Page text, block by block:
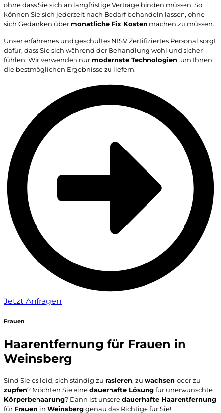
ohne dass Sie sich an langfristige Verträge binden müssen. So
können Sie sich jederzeit nach Bedarf behandeln lassen, ohne
sich Gedanken über monatliche Fix Kosten machen zu müssen.
Unser erfahrenes und geschultes NISV Zertifiziertes Personal sorgt
dafür, dass Sie sich während der Behandlung wohl und sicher
fühlen. Wir verwenden nur modernste Technologien, um Ihnen
die bestmöglichen Ergebnisse zu liefern.
Jetzt Anfragen
Frauen
Haarentfernung für Frauen in
Weinsberg
Sind Sie es leid, sich ständig zu rasieren, zu wachsen oder zu
zupfen? Möchten Sie einedauerhafte Lösungfür unerwünschte
Körperbehaarung? Dann ist unseredauerhafte Haarentfernung
für Frauen in Weinsberggenau das Richtige für Sie!